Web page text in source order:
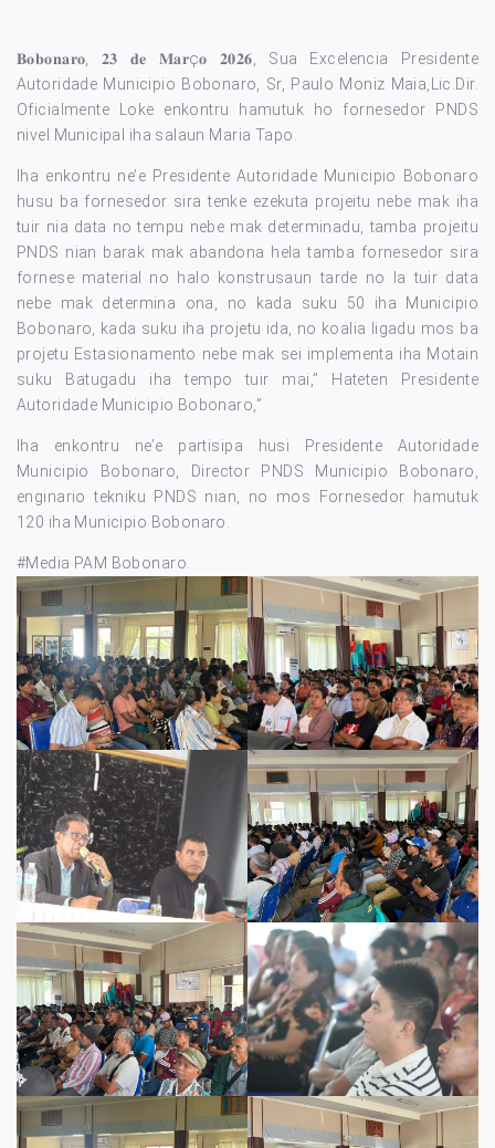
𝐁𝐨𝐛𝐨𝐧𝐚𝐫𝐨, 𝟐𝟑 𝐝𝐞 𝐌𝐚𝐫ҫ𝐨 𝟐𝟎𝟐𝟔, Sua Excelencia Presidente
Autoridade Municipio Bobonaro, Sr, Paulo Moniz Maia,Lic.Dir.
Oficialmente Loke enkontru hamutuk ho fornesedor PNDS
nivel Municipal iha salaun Maria Tapo.
Iha enkontru ne’e Presidente Autoridade Municipio Bobonaro
husu ba fornesedor sira tenke ezekuta projeitu nebe mak iha
tuir nia data no tempu nebe mak determinadu, tamba projeitu
PNDS nian barak mak abandona hela tamba fornesedor sira
fornese material no halo konstrusaun tarde no la tuir data
nebe mak determina ona, no kada suku 50 iha Municipio
Bobonaro, kada suku iha projetu ida, no koalia ligadu mos ba
projetu Estasionamento nebe mak sei implementa iha Motain
suku Batugadu iha tempo tuir mai,” Hateten Presidente
Autoridade Municipio Bobonaro,”
Iha enkontru ne’e partisipa husi Presidente Autoridade
Municipio Bobonaro, Director PNDS Municipio Bobonaro,
enginario tekniku PNDS nian, no mos Fornesedor hamutuk
120 iha Municipio Bobonaro.
#Media PAM Bobonaro.